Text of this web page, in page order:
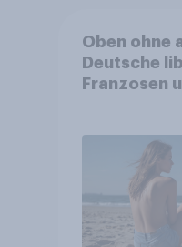
Oben ohne
Deutsche
Franzosen